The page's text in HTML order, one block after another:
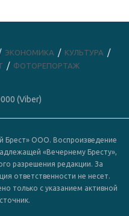
ЭКОНОМИКА
КУЛЬТУРА
ФОТОРЕПОРТАЖ
(Viber)
Брест» ООО. Воспроизведение
«Вечернему Бресту»,
разрешения редакции. За
ответственности не несет.
только с указанием активной